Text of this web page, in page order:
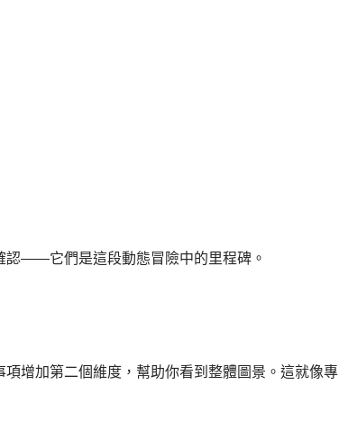
認——它們是這段動態冒險中的里程碑。
項增加第二個維度，幫助你看到整體圖景。這就像專